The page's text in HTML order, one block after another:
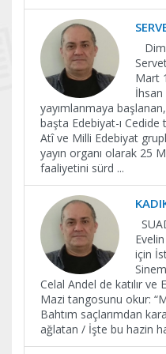
Mart
yayımlanmaya
başta Edebiyat-ı
Atî ve Milli Edebiyat
yayın organı olarak 25
faaliyetini sürd ...
için
Celal Andel de katılır
Mazi tangosunu okur:
Bahtım saçlarımdan
ağlatan / İşte bu hazin